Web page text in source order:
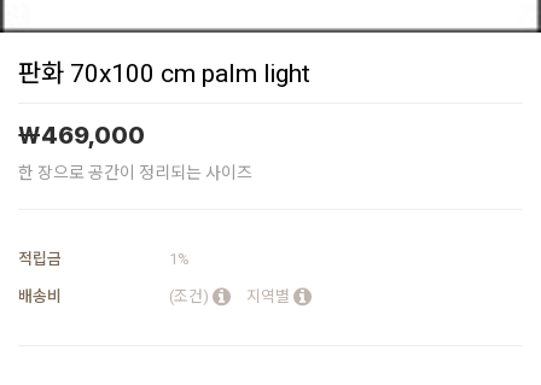
판화 70x100 cm palm light
￦469,000
한 장으로 공간이 정리되는 사이즈
적립금
1%
배송비
(조건) 지역별